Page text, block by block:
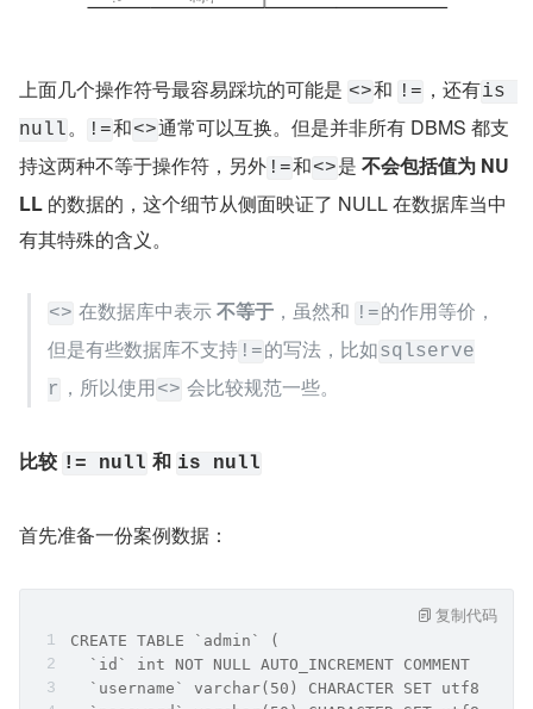
上面几个操作符号最容易踩坑的可能是 <>和 != ，还有is
null。 !=和<>通常可以互换。但是并非所有 DBMS 都支
持这两种不等于操作符，另外 !=和<>是 不会包括值为 NU
LL 的数据的，这个细节从侧面映证了 NULL 在数据库当中
有其特殊的含义。
<> 在数据库中表示 不等于 ，虽然和 !=的作用等价，
但是有些数据库不支持 !=的写法，比如sqlserve
r ，所以使用<> 会比较规范一些。
比较 != null 和 is null
首先准备一份案例数据：
CREATE TABLE `admin` (
`id` int NOT NULL AUTO_INCREMENT COMMENT '主键
`username` varchar(50) CHARACTER SET utf8
复制代码